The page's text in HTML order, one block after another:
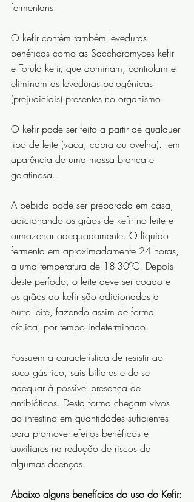
fermentans.
O kefir contém também leveduras
benéficas como as Saccharomyces kefir
e Torula kefir, que dominam, controlam e
eliminam as leveduras patogênicas
(prejudiciais) presentes no organismo.
O kefir pode ser feito a partir de qualquer
tipo de leite (vaca, cabra ou ovelha). Tem
aparência de uma massa branca e
gelatinosa.
A bebida pode ser preparada em casa,
adicionando os grãos de kefir no leite e
armazenar adequadamente. O líquido
fermenta em aproximadamente 24 horas,
a uma temperatura de 18-30ºC. Depois
deste período, o leite deve ser coado e
os grãos do kefir são adicionados a
outro leite, fazendo assim de forma
cíclica, por tempo indeterminado.
Possuem a característica de resistir ao
suco gástrico, sais biliares e de se
adequar à possível presença de
antibióticos. Desta forma chegam vivos
ao intestino em quantidades suficientes
para promover efeitos benéficos e
auxiliares na redução de riscos de
algumas doenças.
Abaixo alguns benefícios do uso do Kefir: